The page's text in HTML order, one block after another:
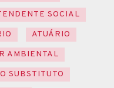
SOCIAL
ATUÁRIO
AMBIENTAL
SUBSTITUTO